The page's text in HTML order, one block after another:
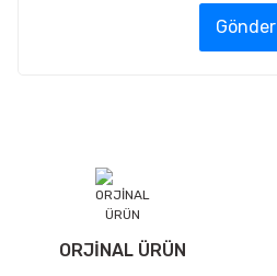
Gönder
ORJİNAL ÜRÜN